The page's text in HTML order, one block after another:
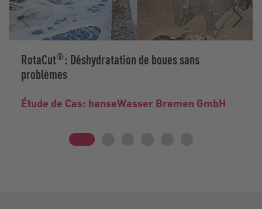
RotaCut®: Déshydratation de boues sans
problèmes
Étude de Cas: hanseWasser Bremen GmbH